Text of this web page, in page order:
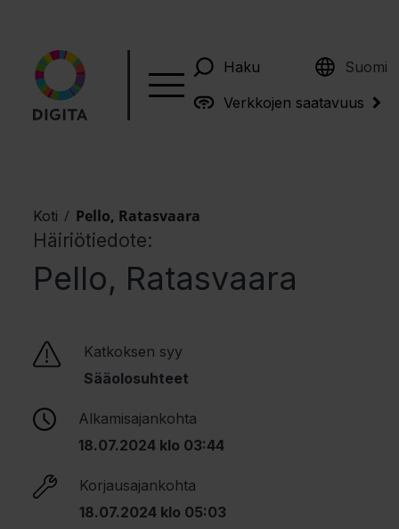
Haku Suomi
English
Verkkojen saatavuus
Koti / Pello, Ratasvaara
Häiriötiedote:
Pello, Ratasvaara
Katkoksen syy
Sääolosuhteet
Alkamisajankohta
18.07.2024 klo 03:44
Korjausajankohta
18.07.2024 klo 05:03